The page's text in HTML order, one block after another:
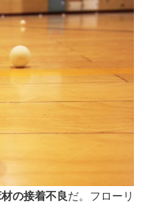
の接着不良だ。フローリ